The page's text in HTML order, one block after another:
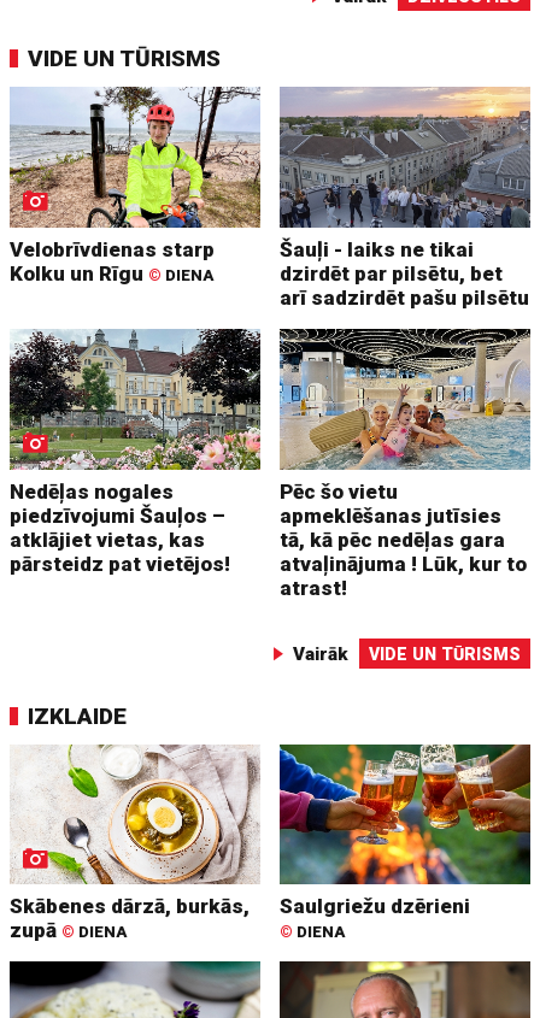
VIDE UN TŪRISMS
Velobrīvdienas starp
Kolku un Rīgu © DIENA
Šauļi - laiks ne tikai
dzirdēt par pilsētu, bet
arī sadzirdēt pašu pilsētu
Nedēļas nogales
piedzīvojumi Šauļos –
atklājiet vietas, kas
pārsteidz pat vietējos!
Pēc šo vietu
apmeklēšanas jutīsies
tā, kā pēc nedēļas gara
atvaļinājuma ! Lūk, kur to
atrast!
Vairāk VIDE UN TŪRISMS
IZKLAIDE
Skābenes dārzā, burkās,
zupā © DIENA
Saulgriežu dzērieni
© DIENA